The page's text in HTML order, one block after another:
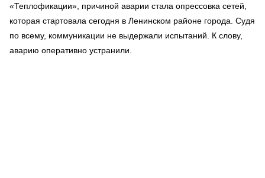
«Теплофикации», причиной аварии стала опрессовка сетей,
которая стартовала сегодня в Ленинском районе города. Судя
по всему, коммуникации не выдержали испытаний. К слову,
аварию оперативно устранили.